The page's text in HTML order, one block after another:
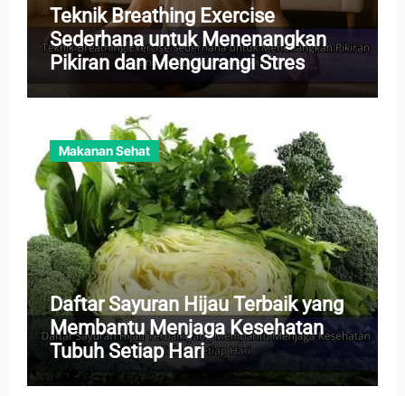
Teknik Breathing Exercise
Sederhana untuk Menenangkan
Pikiran dan Mengurangi Stres
Harian
Makanan Sehat
Daftar Sayuran Hijau Terbaik yang
Membantu Menjaga Kesehatan
Tubuh Setiap Hari